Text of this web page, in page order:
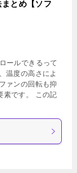
とめ【ソフ
ールできるって
温度の高さによ
ァンの回転も抑
素です。 この記